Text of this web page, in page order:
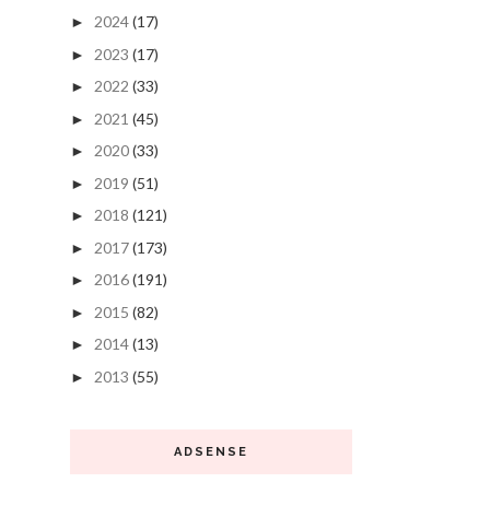
► 2024(17)
► 2023 (17)
► 2022 (33)
► 2021 (45)
► 2020(33)
► 2019 (51)
► 2018 (121)
► 2017(173)
► 2016(191)
► 2015 (82)
► 2014(13)
► 2013 (55)
ADSENSE